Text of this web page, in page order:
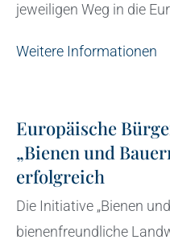
jeweiligen Weg in die
Weitere Informationen
Europäische
„Bienen und
erfolgreich
Die Initiative „Bienen
bienenfreundliche